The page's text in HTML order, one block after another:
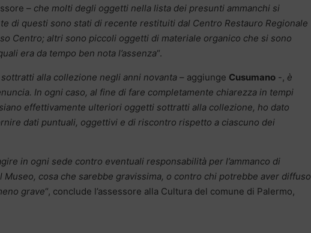
– che molti degli oggetti nella lista dei presunti ammanchi si
di questi sono stati di recente restituiti dal Centro Restauro Regionale
Centro; altri sono piccoli oggetti di materiale organico che si sono
era da tempo ben nota l’assenza“.
alla collezione negli anni novanta – aggiunge Cusumano -, è
In ogni caso, al fine di fare completamente chiarezza in tempi
effettivamente ulteriori oggetti sottratti alla collezione, ho dato
dati puntuali, oggettivi e di riscontro rispetto a ciascuno dei
in ogni sede contro eventuali responsabilità per l’ammanco di
cosa che sarebbe gravissima, o contro chi potrebbe aver diffuso
grave“, conclude l’assessore alla Cultura del comune di Palermo,